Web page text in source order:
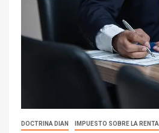
DOCTRINA DIAN IMPUESTO SOBRE LA RENTA